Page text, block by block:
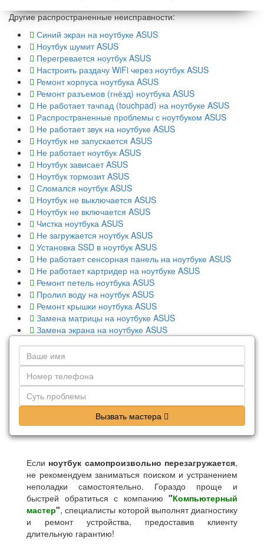
Другие распространенные неисправности:
Синий экран на ноутбуке ASUS
Ноутбук шумит ASUS
Перегревается ноутбук ASUS
Настроить раздачу WiFi через ноутбук ASUS
Ремонт корпуса ноутбука ASUS
Ремонт разъемов (гнёзд) ноутбука ASUS
Не работает тачпад (touchpad) на ноутбуке ASUS
Распространенные проблемы с ноутбуком ASUS
Не работает звук на ноутбуке ASUS
Ноутбук не запускается ASUS
Не работает ноутбук ASUS
Ноутбук зависает ASUS
Ноутбук тормозит ASUS
Сломался ноутбук ASUS
Ноутбук не выключается ASUS
Ноутбук не включается ASUS
Чистка ноутбука ASUS
Не загружается ноутбук ASUS
Установка SSD в ноутбук ASUS
Не работает сенсорная панель на ноутбуке ASUS
Не работает картридер на ноутбуке ASUS
Ремонт петель ноутбука ASUS
Пролил воду на ноутбук ASUS
Ремонт крышки ноутбука ASUS
Замена матрицы на ноутбуке ASUS
Замена экрана на ноутбуке ASUS
Вызвать мастера
Если ноутбук самопроизвольно перезагружается,
не рекомендуем заниматься поиском и устранением
неполадки самостоятельно. Гораздо проще и
быстрей обратиться с компанию "Компьютерный
мастер", специалисты которой выполнят диагностику
и ремонт устройства, предоставив клиенту
длительную гарантию!